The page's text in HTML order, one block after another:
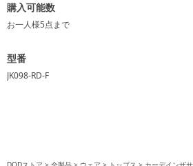
購入可能数
お一人様5点まで
型番
JK098-RD-F